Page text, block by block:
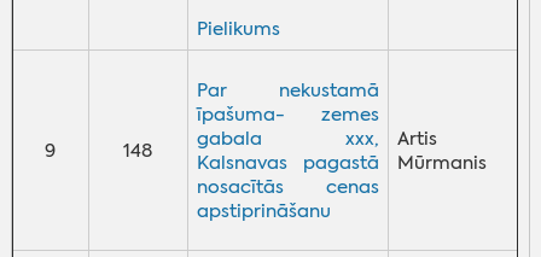
Pielikums
9 148
Par nekustamā
īpašuma- zemes
gabala xxx,
Kalsnavas pagastā
nosacītās cenas
apstiprināšanu
Artis
Mūrmanis